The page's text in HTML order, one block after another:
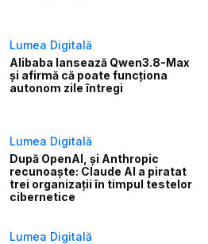
Lumea Digitală
Alibaba lansează Qwen3.8-Max
și afirmă că poate funcționa
autonom zile întregi
Lumea Digitală
După OpenAI, și Anthropic
recunoaște: Claude AI a piratat
trei organizații în timpul testelor
cibernetice
Lumea Digitală